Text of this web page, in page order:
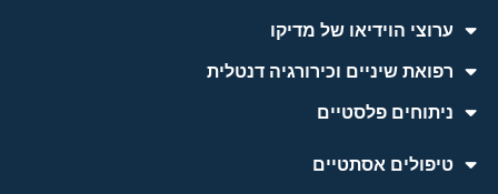
ערוצי הוידיאו של מדיקו
רפואת שיניים וכירורגיה דנטלית
ניתוחים פלסטיים
טיפולים אסתטיים